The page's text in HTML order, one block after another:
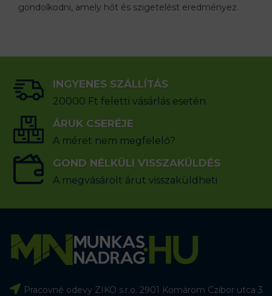
gondolkodni, amely hőt és szigetelést eredményez.
INGYENES SZÁLLÍTÁS
20000 Ft feletti vásárlás esetén
ÁRUK CSERÉJE
A méret nem megfelelő?
GOND NÉLKÜLI VISSZAKÜLDÉS
A megvásárolt árut visszaküldheti
Pracovné odevy ZIKO s.r.o. 2901 Komárom Czibor utca 3